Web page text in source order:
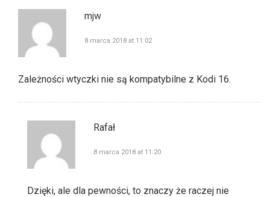
mjw
8 marca 2018 at 11:02
Zależności wtyczki nie są kompatybilne z Kodi 16.
Rafał
8 marca 2018 at 11:20
Dzięki, ale dla pewności, to znaczy że raczej nie